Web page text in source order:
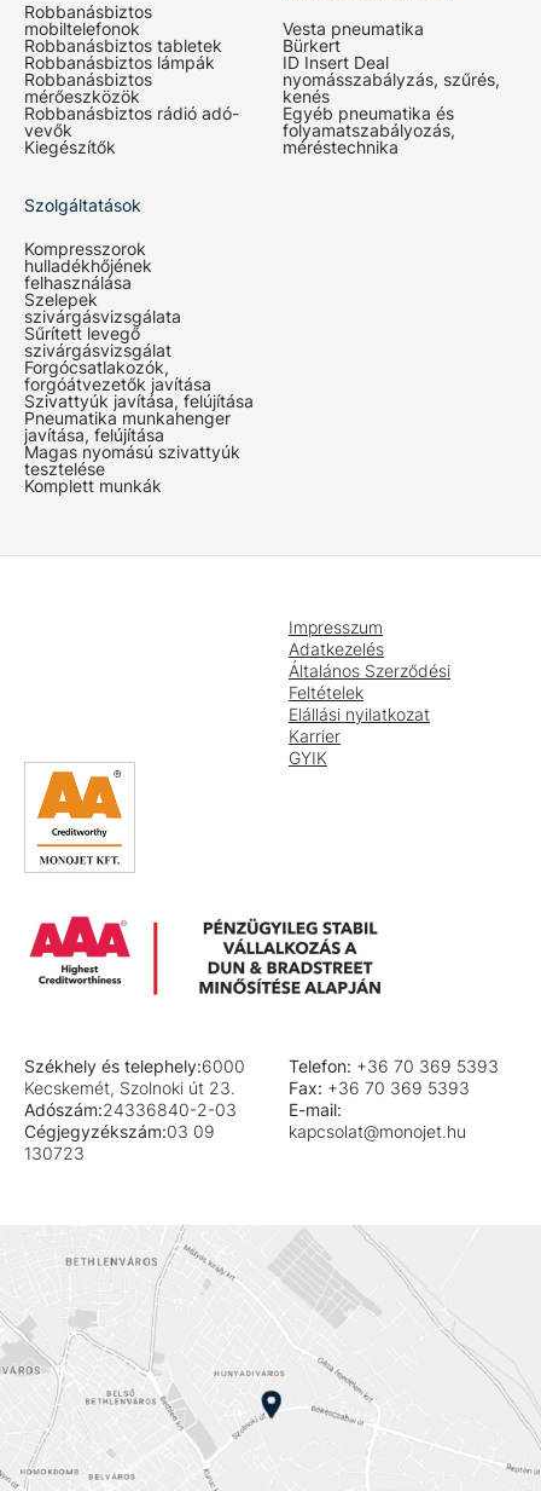
Robbanásbiztos
mobiltelefonok
Robbanásbiztos tabletek
Robbanásbiztos lámpák
Robbanásbiztos
mérőeszközök
Robbanásbiztos rádió adó-
vevők
Kiegészítők
Vesta pneumatika
Bürkert
ID Insert Deal
nyomásszabályzás, szűrés,
kenés
Egyéb pneumatika és
folyamatszabályozás,
méréstechnika
Szolgáltatások
Kompresszorok
hulladékhőjének
felhasználása
Szelepek
szivárgásvizsgálata
Sűrített levegő
szivárgásvizsgálat
Forgócsatlakozók,
forgóátvezetők javítása
Szivattyúk javítása, felújítása
Pneumatika munkahenger
javítása, felújítása
Magas nyomású szivattyúk
tesztelése
Komplett munkák
Impresszum
Adatkezelés
Általános Szerződési
Feltételek
Elállási nyilatkozat
Karrier
GYIK
Székhely és telephely:6000
Kecskemét, Szolnoki út 23.
Adószám:24336840-2-03
Cégjegyzékszám:03 09
130723
Telefon: +36 70 369 5393
Fax: +36 70 369 5393
E-mail:
kapcsolat@monojet.hu